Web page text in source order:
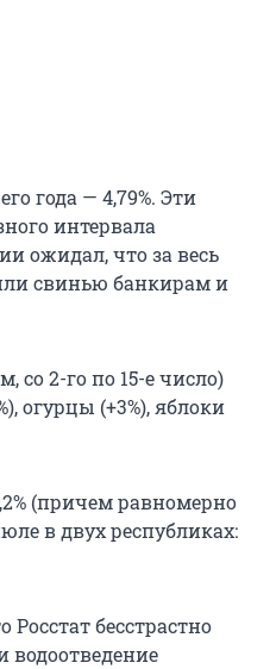
года — 4,79%. Эти
интервала
ожидал, что за весь
свинью банкирам и
со 2-го по 15-е число)
огурцы (+3%), яблоки
(причем равномерно
в двух республиках:
Росстат бесстрастно
водоотведение